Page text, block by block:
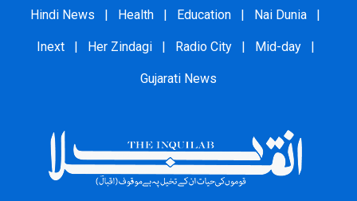
Hindi News | Health | Education | Nai Dunia |
Inext | Her Zindagi | Radio City | Mid-day |
Gujarati News